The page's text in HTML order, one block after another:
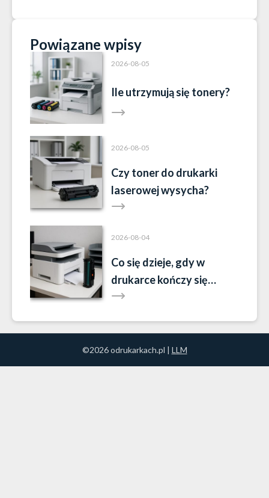
Powiązane wpisy
2026-08-05
Ile utrzymują się tonery?
2026-08-05
Czy toner do drukarki
laserowej wysycha?
2026-08-04
Co się dzieje, gdy w
drukarce kończy się
toner?
©2026 odrukarkach.pl | LLM